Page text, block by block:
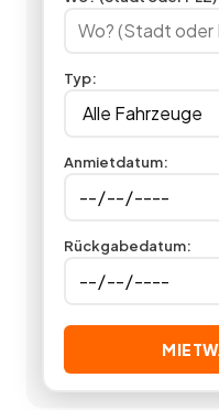
Fahrt vor sich? Jetzt bei
mieten.3Angebote
Typ:
Anmietdatum:
Rückgabedatum: